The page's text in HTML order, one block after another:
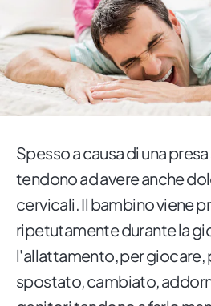
Spesso a causa di una
tendono ad avere anche
cervicali. Il bambino viene
ripetutamente durante la
l'allattamento, per giocare,
spostato, cambiato,